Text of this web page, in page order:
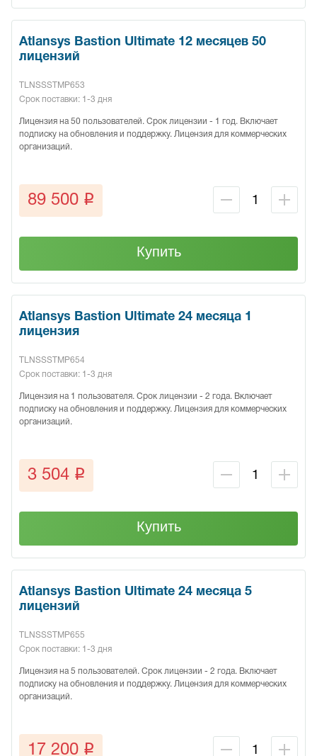
Atlansys Bastion Ultimate 12 месяцев 50
лицензий
TLNSSSTMP653
Срок поставки: 1-3 дня
Лицензия на 50 пользователей. Срок лицензии - 1 год. Включает
подписку на обновления и поддержку. Лицензия для коммерческих
организаций.
89 500 q
Купить
Atlansys Bastion Ultimate 24 месяца 1
лицензия
TLNSSSTMP654
Срок поставки: 1-3 дня
Лицензия на 1 пользователя. Срок лицензии - 2 года. Включает
подписку на обновления и поддержку. Лицензия для коммерческих
организаций.
3 504 q
Купить
Atlansys Bastion Ultimate 24 месяца 5
лицензий
TLNSSSTMP655
Срок поставки: 1-3 дня
Лицензия на 5 пользователей. Срок лицензии - 2 года. Включает
подписку на обновления и поддержку. Лицензия для коммерческих
организаций.
17 200 q